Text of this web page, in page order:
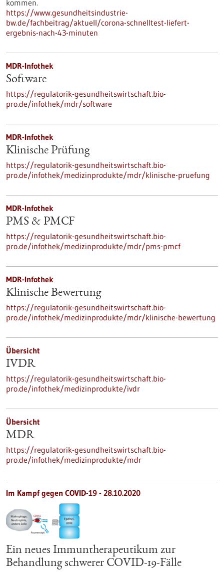
kommen.
https://www.gesundheitsindustrie-
bw.de/fachbeitrag/aktuell/corona-schnelltest-liefert-
ergebnis-nach-43-minuten
MDR-Infothek
Software
https://regulatorik-gesundheitswirtschaft.bio-
pro.de/infothek/mdr/software
MDR-Infothek
Klinische Prüfung
https://regulatorik-gesundheitswirtschaft.bio-
pro.de/infothek/medizinprodukte/mdr/klinische-pruefung
MDR-Infothek
PMS & PMCF
https://regulatorik-gesundheitswirtschaft.bio-
pro.de/infothek/medizinprodukte/mdr/pms-pmcf
MDR-Infothek
Klinische Bewertung
https://regulatorik-gesundheitswirtschaft.bio-
pro.de/infothek/medizinprodukte/mdr/klinische-bewertung
Übersicht
IVDR
https://regulatorik-gesundheitswirtschaft.bio-
pro.de/infothek/medizinprodukte/ivdr
Übersicht
MDR
https://regulatorik-gesundheitswirtschaft.bio-
pro.de/infothek/medizinprodukte/mdr
Im Kampf gegen COVID-19 - 28.10.2020
Ein neues Immuntherapeutikum zur
Behandlung schwerer COVID-19-Fälle